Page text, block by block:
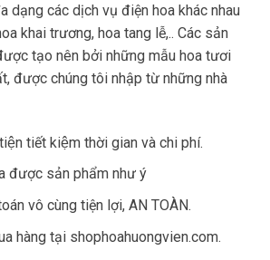
dạng các dịch vụ điện hoa khác nhau
khai trương, hoa tang lễ,.. Các sản
tạo nên bởi những mẫu hoa tươi
được chúng tôi nhập từ những nhà
tiết kiệm thời gian và chi phí.
được sản phẩm như ý
vô cùng tiện lợi, AN TOÀN.
hàng tại shophoahuongvien.com.